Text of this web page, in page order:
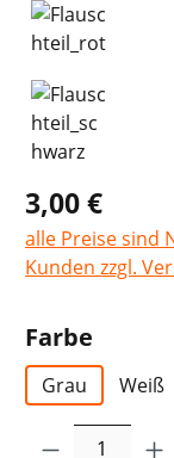
3,00 €
alle Preise sind
Kunden zzgl.
Farbe
Grau Weiß
Produkt